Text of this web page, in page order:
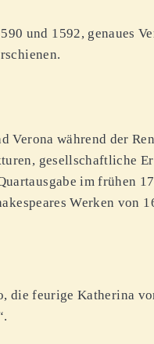
und 1592, genaues
Verona während der
gesellschaftliche
im frühen
Werken von
die feurige Katherina